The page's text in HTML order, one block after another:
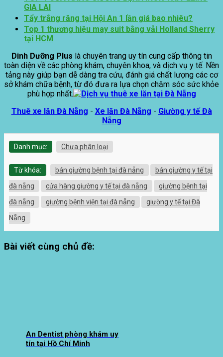
GIA LAI
Tẩy trắng răng tại Hội An 1 lần giá bao nhiêu?
Top 1 thương hiệu may suit bằng vải Holland Sherry
tại HCM
Dinh Dưỡng Plus là chuyên trang uy tín cung cấp thông tin
toàn diện về các phòng khám, chuyên khoa, và dịch vụ y tế. Nền
tảng này giúp bạn dễ dàng tra cứu, đánh giá chất lượng các cơ
sở khám chữa bệnh, từ đó đưa ra lựa chọn chăm sóc sức khỏe
phù hợp nhất.
Thuê xe lăn Đà Nẵng - Xe lăn Đà Nẵng - Giường y tế Đà
Nẵng
Danh mục: Chưa phân loại
Từ khóa: bán giường bệnh tại đà nẵng
bán giường y tế tại
đà nẵng
cửa hàng giường y tế tại đà nẵng
giường bệnh tại
đà nẵng
giường bệnh viện tại đà nẵng
giường y tế tại Đà
Nẵng
Bài viết cùng chủ đề:
An Dentist phòng khám uy
tín tại Hồ Chí Minh